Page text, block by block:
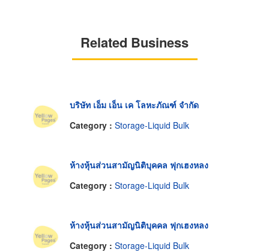
Related Business
บริษัท เอ็ม เอ็น เค โลหะภัณฑ์ จำกัด
Category : Storage-Liquid Bulk
ห้างหุ้นส่วนสามัญนิติบุคคล ฟุกเฮงหลง
Category : Storage-Liquid Bulk
ห้างหุ้นส่วนสามัญนิติบุคคล ฟุกเฮงหลง
Category : Storage-Liquid Bulk